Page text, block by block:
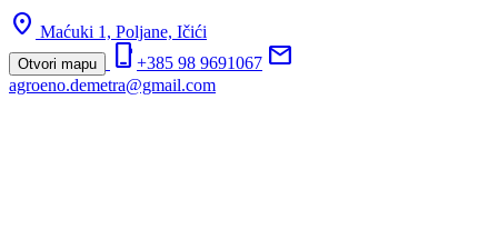
location_on Maćuki 1, Poljane, Ičići
Otvori mapu phone_iphone +385 98 9691067 mail
agroeno.demetra@gmail.com